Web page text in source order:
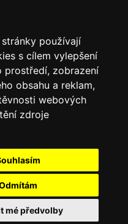
používají
s cílem vylepšení
prostředí, zobrazení
obsahu a reklam,
webových
zdroje
mé předvolby
- Copyright © 2011-2026